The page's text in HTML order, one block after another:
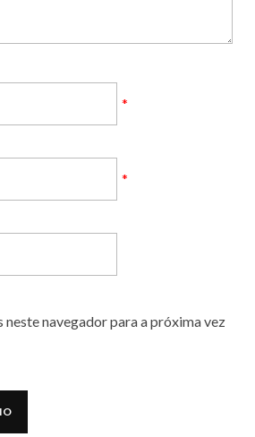
*
*
neste navegador para a próxima vez